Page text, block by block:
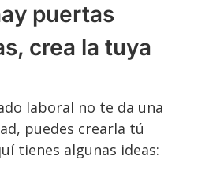
puertas
crea la tuya
laboral no te da una
puedes crearla tú
tienes algunas ideas: